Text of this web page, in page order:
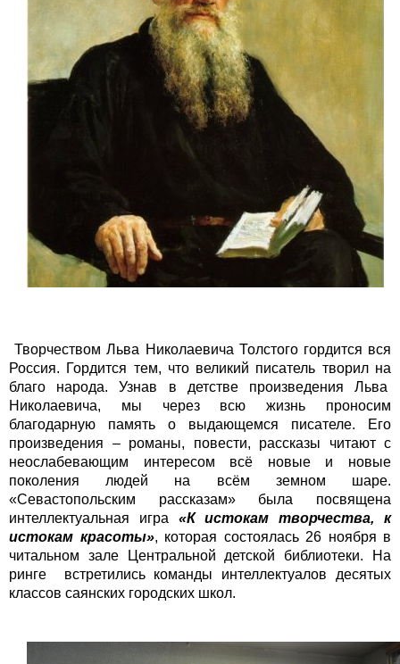
Творчеством Льва Николаевича Толстого гордится вся
Россия. Гордится тем, что великий писатель творил на
благо народа. Узнав в детстве произведения Льва
Николаевича, мы через всю жизнь проносим
благодарную память о выдающемся писателе. Его
произведения – романы, повести, рассказы читают с
неослабевающим интересом всё новые и новые
поколения людей на всём земном шаре.
«Севастопольским рассказам» была посвящена
интеллектуальная игра «К истокам творчества, к
истокам красоты», которая состоялась 26 ноября в
читальном зале Центральной детской библиотеки. На
ринге встретились команды интеллектуалов десятых
классов саянских городских школ.